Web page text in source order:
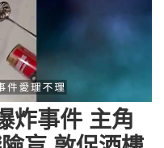
炸事件 主角